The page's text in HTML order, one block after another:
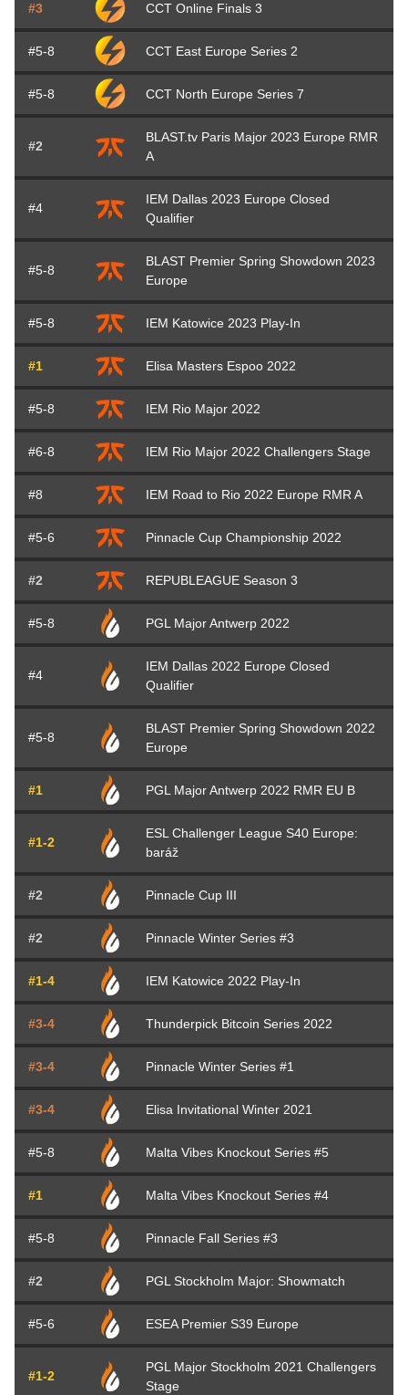
#3 CCT Online Finals 3
#5-8 CCT East Europe Series 2
#5-8 CCT North Europe Series 7
#2
BLAST.tv Paris Major 2023 Europe RMR
A
#4
IEM Dallas 2023 Europe Closed
Qualifier
#5-8
BLAST Premier Spring Showdown 2023
Europe
#5-8 IEM Katowice 2023 Play-In
#1 Elisa Masters Espoo 2022
#5-8 IEM Rio Major 2022
#6-8 IEM Rio Major 2022 Challengers Stage
#8 IEM Road to Rio 2022 Europe RMR A
#5-6 Pinnacle Cup Championship 2022
#2 REPUBLEAGUE Season 3
#5-8 PGL Major Antwerp 2022
#4
IEM Dallas 2022 Europe Closed
Qualifier
#5-8
BLAST Premier Spring Showdown 2022
Europe
#1 PGL Major Antwerp 2022 RMR EU B
#1-2
ESL Challenger League S40 Europe:
baráž
#2 Pinnacle Cup III
#2 Pinnacle Winter Series #3
#1-4 IEM Katowice 2022 Play-In
#3-4 Thunderpick Bitcoin Series 2022
#3-4 Pinnacle Winter Series #1
#3-4 Elisa Invitational Winter 2021
#5-8 Malta Vibes Knockout Series #5
#1 Malta Vibes Knockout Series #4
#5-8 Pinnacle Fall Series #3
#2 PGL Stockholm Major: Showmatch
#5-6 ESEA Premier S39 Europe
#1-2
PGL Major Stockholm 2021 Challengers
Stage